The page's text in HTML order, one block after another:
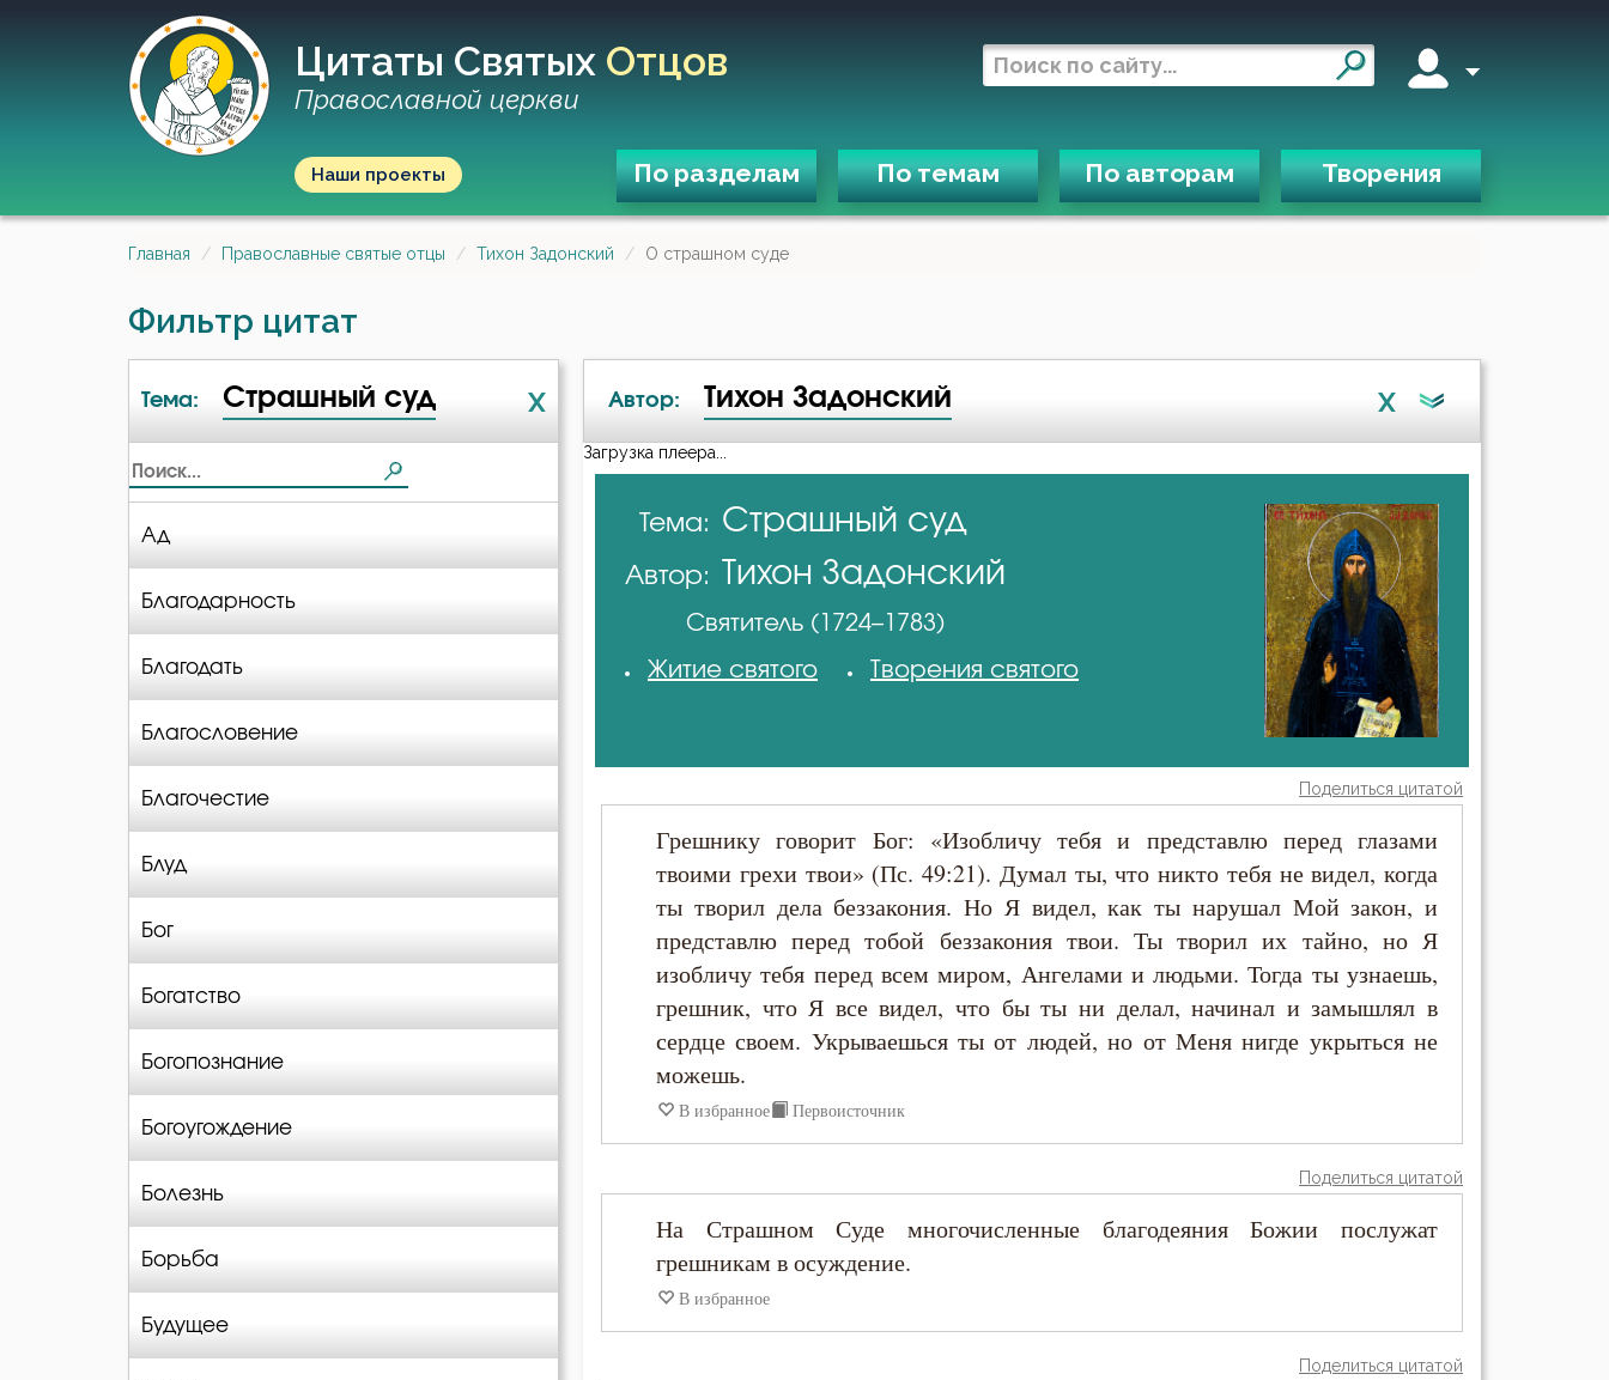
Цитаты Святых Отцов
Православной церкви
Наши проекты По разделам По темам По авторам Творения
Главная Православные святые отцы Тихон Задонский О страшном суде
Фильтр цитат
Тема: Страшный суд X
Ад
Благодарность
Благодать
Благословение
Благочестие
Блуд
Бог
Богатство
Богопознание
Богоугождение
Болезнь
Борьба
Будущее
Автор: Тихон Задонский X
А-я
Авва Исайя (Скитский)
Афанасий (Сахаров)
Епифаний Кипрский
Ефрем Сирин
Загрузка плеера...
Тема: Страшный суд
Автор: Тихон Задонский
Святитель (1724–1783)
Житие святого
Творения святого
Поделиться цитатой
Грешнику говорит Бог: «Изобличу тебя и представлю перед глазами
твоими грехи твои» (Пс. 49:21). Думал ты, что никто тебя не видел, когда
ты творил дела беззакония. Но Я видел, как ты нарушал Мой закон, и
представлю перед тобой беззакония твои. Ты творил их тайно, но Я
изобличу тебя перед всем миром, Ангелами и людьми. Тогда ты узнаешь,
грешник, что Я все видел, что бы ты ни делал, начинал и замышлял в
сердце своем. Укрываешься ты от людей, но от Меня нигде укрыться не
можешь.
В избранное Первоисточник
Поделиться цитатой
На Страшном Суде многочисленные благодеяния Божии послужат
грешникам в осуждение.
В избранное
Поделиться цитатой